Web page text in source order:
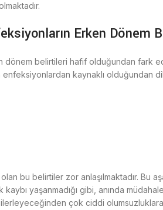
Erken Dönem
belirtileri hafif olduğundan fark
kaynaklı olduğundan
bu belirtiler zor anlaşılmaktadır. Bu
yaşanmadığı gibi, anında
çok ciddi